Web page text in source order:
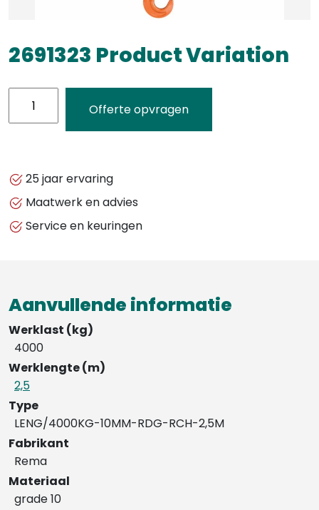
2691323 Product Variation
Offerte opvragen
25 jaar ervaring
Maatwerk en advies
Service en keuringen
Aanvullende informatie
Werklast (kg)
4000
Werklengte (m)
2,5
Type
LENG/4000KG-10MM-RDG-RCH-2,5M
Fabrikant
Rema
Materiaal
grade 10